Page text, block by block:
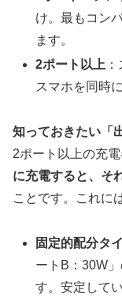
け。最もコン
ます。
2ポート以上
スマホを同時
知っておきたい「
2ポート以上の充
に充電すると、そ
ことです。これに
固定的配分タ
ートB：30W
す。安定して